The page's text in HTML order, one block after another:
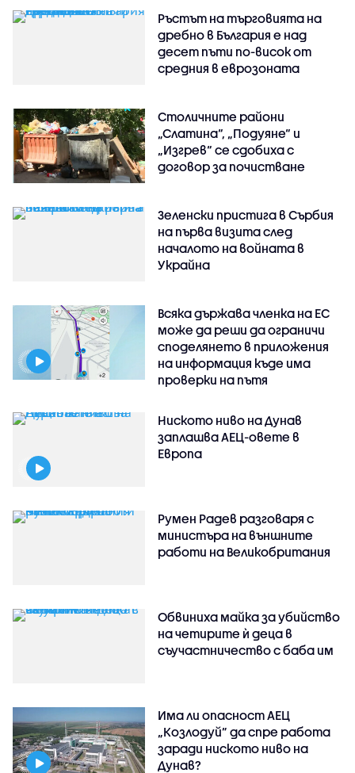
Ръстът на търговията на
дребно в България е над
десет пъти по-висок от
средния в еврозоната
Столичните райони
„Слатина“, „Подуяне“ и
„Изгрев“ се сдобиха с
договор за почистване
Зеленски пристига в Сърбия
на първа визита след
началото на войната в
Украйна
Всяка държава членка на ЕС
може да реши да ограничи
споделянето в приложения
на информация къде има
проверки на пътя
Ниското ниво на Дунав
заплашва АЕЦ-овете в
Европа
Румен Радев разговаря с
министъра на външните
работи на Великобритания
Обвиниха майка за убийство
на четирите ѝ деца в
съучастничество с баба им
Има ли опасност АЕЦ
„Козлодуй” да спре работа
заради ниското ниво на
Дунав?